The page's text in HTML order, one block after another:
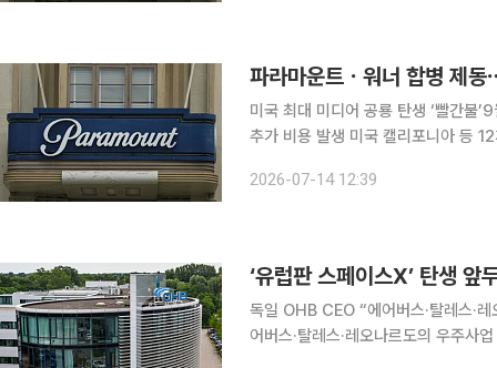
파라마운트ㆍ워너 합병 제
미국 최대 미디어 공룡 탄생 ‘빨간불
추가 비용 발생 미국 캘리포니아 등 12개 주(州)가 영화·미디어 기업인 파라마운트스카이댄스와 워
따르면 캘리포니아·애리조나·콜로라
2026-07-14 12:39
‘유럽판 스페이스X’ 탄생
독일 OHB CEO “에어버스·탈레스·레오나르도 합병, 경
어버스·탈레스·레오나르도의 우주사